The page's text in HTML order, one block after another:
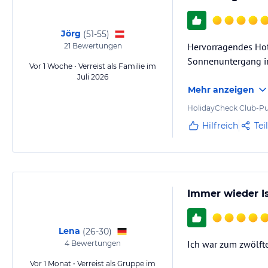
Jörg (51-55)
21 Bewertungen
Vor 1 Woche • Verreist als Familie im
Juli 2026
Hervorragendes
Sonnenuntergang
Mehr anzeigen
HolidayCheck Club-
Hilfreich
Lena (26-30)
4 Bewertungen
Vor 1 Monat • Verreist als Gruppe im
Immer wieder
Ich war zum